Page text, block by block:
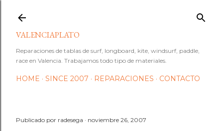
VALENCIAPLATO
Reparaciones de tablas de surf, longboard, kite, windsurf, paddle,
race en Valencia. Trabajamos todo tipo de materiales.
HOME SINCE 2007 REPARACIONES CONTACTO
Publicado por radesega noviembre 26, 2007